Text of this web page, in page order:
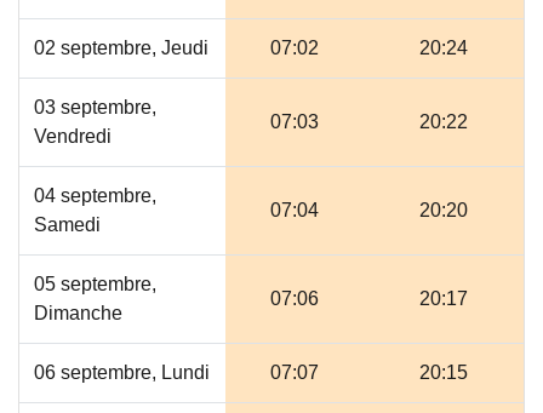
02 septembre, Jeudi 07:02 20:24
03 septembre,
Vendredi
07:03 20:22
04 septembre,
Samedi
07:04 20:20
05 septembre,
Dimanche
07:06 20:17
06 septembre, Lundi 07:07 20:15